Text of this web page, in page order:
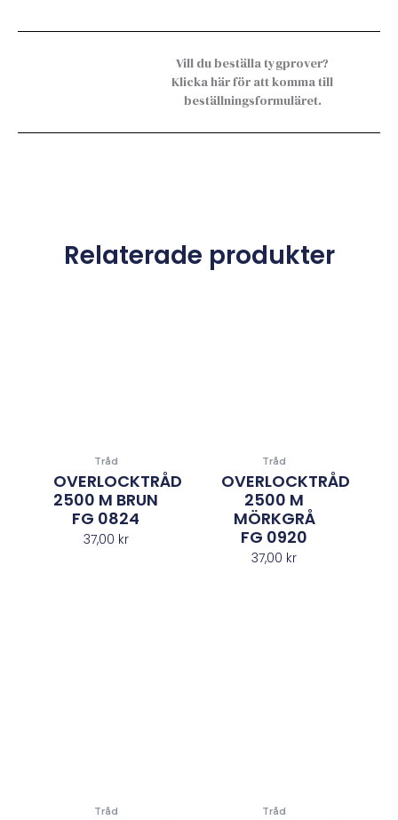
Vill du beställa tygprover?
Klicka här för att komma till
beställningsformuläret.
Relaterade produkter
Tråd
OVERLOCKTRÅD
2500 M BRUN
FG 0824
37,00 kr
Tråd
OVERLOCKTRÅD
2500 M
MÖRKGRÅ
FG 0920
37,00 kr
Tråd Tråd